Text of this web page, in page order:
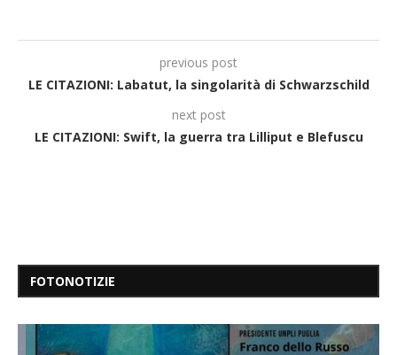
previous post
LE CITAZIONI: Labatut, la singolarità di Schwarzschild
next post
LE CITAZIONI: Swift, la guerra tra Lilliput e Blefuscu
FOTONOTIZIE